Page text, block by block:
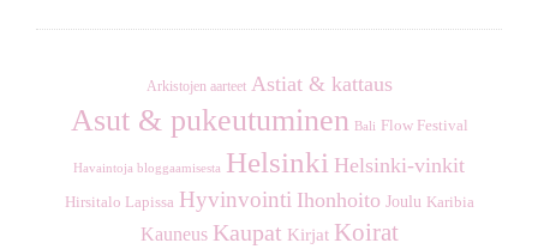
Arkistojen aarteet Astiat & kattaus
Asut & pukeutuminen Bali Flow Festival
Havaintoja bloggaamisesta Helsinki Helsinki-vinkit
Hirsitalo Lapissa Hyvinvointi Ihonhoito Joulu Karibia
Kauneus Kaupat Kirjat Koirat